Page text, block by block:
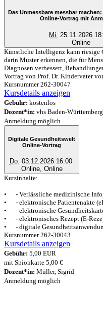
Das Unmessbare messbar
Online-Vortrag mit
Mi.
25.11.2026
Online
Künstliche Intelligenz kann riesige
darin Muster erkennen, die für
Diagnosen verbessert,
Vortrag von Prof. Dr. Kindervater
Kursnummer 262-30047
Kursdetails anzeigen
Gebühr: kostenlos
Dozent*in: vhs Baden-Württemberg
Anmeldung möglich
Digitale Gesundheitswelt
Online-Vortrag
Do. 03.12.2026 16:00
Online, Online
Kursinhalte:
• - Verlässliche medizinische
• - elektronische Patientenakte
• - elektronische
• - elektronisches Rezept (E-
• - digitale
Kursnummer 262-30043
Kursdetails anzeigen
Gebühr: 5,00 EUR
mit Spionkarte 5,00 €
Dozent*in: Müller, Sigrid
Anmeldung möglich